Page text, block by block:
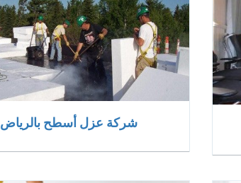
شركة عزل أسطح بالرياض